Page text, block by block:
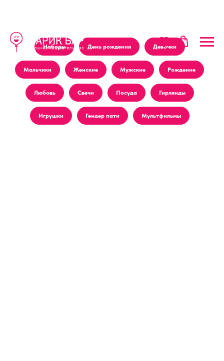
Наборы День рождения Девочки
Мальчики Женские Мужские Рождение
Любовь Свечи Посуда Гирлянды
Игрушки Гендер пати Мультфильмы